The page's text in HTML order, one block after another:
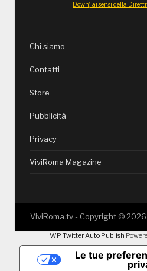
Down) ai sensi della
Chi siamo
Contatti
Store
Pubblicità
Privacy
ViviRoma Magazine
ViviRoma.tv - Copyright © 2026
WP Twitter Auto Publish
Le tue